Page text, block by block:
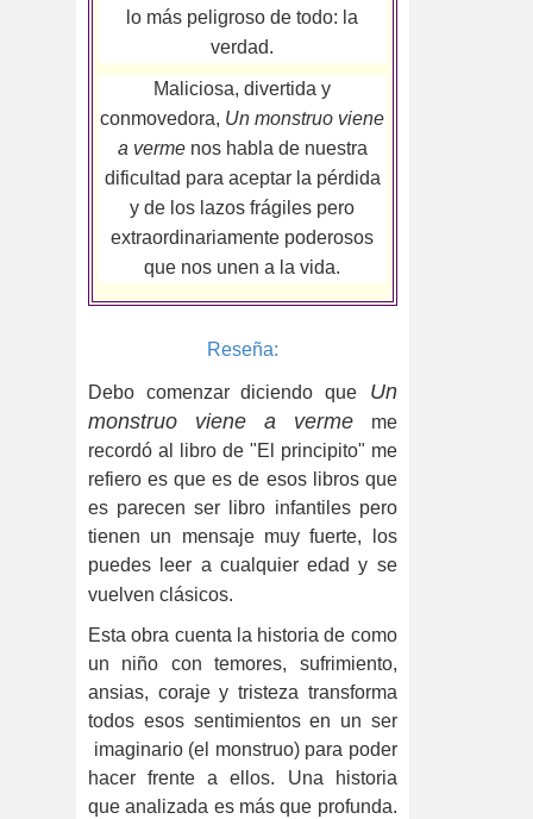
lo más peligroso de todo: la
verdad.
Maliciosa, divertida y
conmovedora, Un monstruo viene
a vermenos habla de nuestra
dificultad para aceptar la pérdida
y de los lazos frágiles pero
extraordinariamente poderosos
que nos unen a la vida.
Reseña:
Debo comenzar diciendo que Un
monstruo viene a verme
me
recordó al libro de "El principito" me
refiero es que es de esos libros que
es parecen ser libro infantiles pero
tienen un mensaje muy fuerte, los
puedes leer a cualquier edad y se
vuelven clásicos.
Esta obra cuenta la historia de como
un niño con temores, sufrimiento,
ansias, coraje y tristeza transforma
todos esos sentimientos en un ser
imaginario (el monstruo) para poder
hacer frente a ellos. Una historia
que analizada es más que profunda.